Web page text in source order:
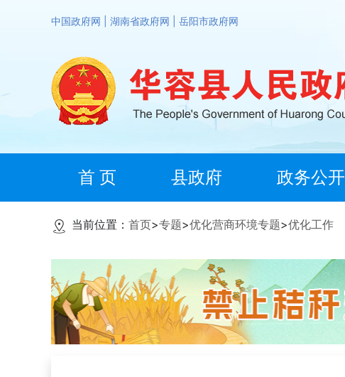
中国政府网 湖南省政府网 岳阳市政府网
首 页 县政府 政务公开
当前位置： 首页>专题>优化营商环境专题>优化工作